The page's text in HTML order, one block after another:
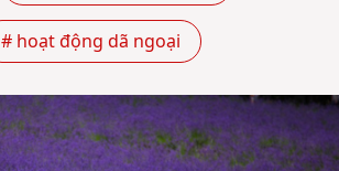
# hoạt động dã ngoại